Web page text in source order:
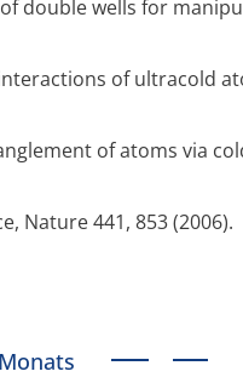
of double wells for
of ultracold
of atoms via
Nature 441, 853 (2006).